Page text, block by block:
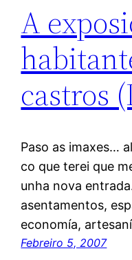
A
castros
Paso as imaxes…
co que terei que
unha nova
asentamentos,
economía,
Febreiro 5, 2007